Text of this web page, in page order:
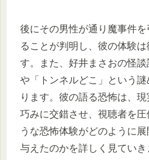
後にその男性が通り魔事件
ることが判明し、彼の体験
す。また、好井まさおの怪
や「トンネルどこ」という
ります。彼の語る恐怖は、
巧みに交錯させ、視聴者を
うな恐怖体験がどのように
与えたのかを詳しく見ていき